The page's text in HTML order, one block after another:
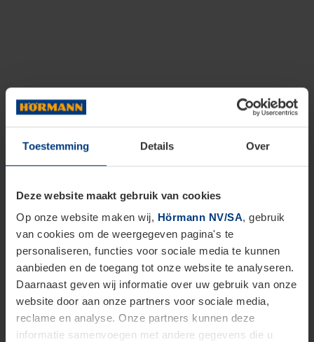
Toestemming Details Over
Deze website maakt gebruik van cookies
Op onze website maken wij, Hörmann NV/SA, gebruik
van cookies om de weergegeven pagina's te
personaliseren, functies voor sociale media te kunnen
aanbieden en de toegang tot onze website te analyseren.
Daarnaast geven wij informatie over uw gebruik van onze
website door aan onze partners voor sociale media,
reclame en analyse. Onze partners kunnen deze
informatie samenvoegen met andere gegevens die u